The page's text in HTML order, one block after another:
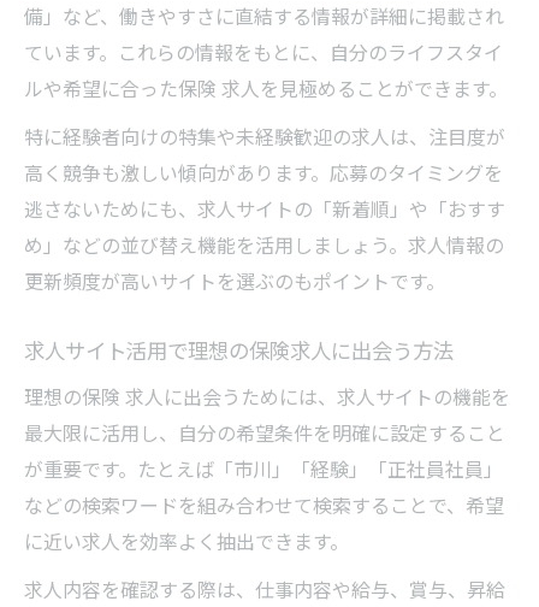
備」など、働きやすさに直結する情報が詳細に掲載され
ています。これらの情報をもとに、自分のライフスタイ
ルや希望に合った保険 求人を見極めることができます。
特に経験者向けの特集や未経験歓迎の求人は、注目度が
高く競争も激しい傾向があります。応募のタイミングを
逃さないためにも、求人サイトの「新着順」や「おすす
め」などの並び替え機能を活用しましょう。求人情報の
更新頻度が高いサイトを選ぶのもポイントです。
求人サイト活用で理想の保険求人に出会う方法
理想の保険 求人に出会うためには、求人サイトの機能を
最大限に活用し、自分の希望条件を明確に設定すること
が重要です。たとえば「市川」「経験」「正社員社員」
などの検索ワードを組み合わせて検索することで、希望
に近い求人を効率よく抽出できます。
求人内容を確認する際は、仕事内容や給与、賞与、昇給